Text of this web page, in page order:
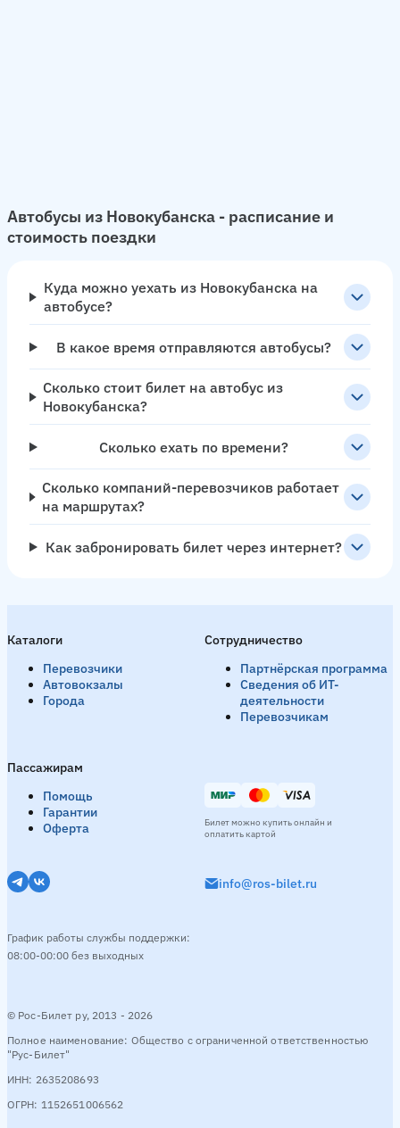
Автобусы из Новокубанска - расписание и
стоимость поездки
Куда можно уехать из Новокубанска на
автобусе?
В какое время отправляются автобусы?
Сколько стоит билет на автобус из
Новокубанска?
Сколько ехать по времени?
Сколько компаний-перевозчиков работает
на маршрутах?
Как забронировать билет через интернет?
Каталоги
Перевозчики
Автовокзалы
Города
Пассажирам
Помощь
Гарантии
Оферта
Сотрудничество
Партнёрская программа
Сведения об ИТ-
деятельности
Перевозчикам
© Рос-Билет ру, 2013 - 2026
Полное наименование: Общество с ограниченной ответственностью
"Рус-Билет"
ИНН: 2635208693
ОГРН: 1152651006562
info@ros-bilet.ru
График работы службы поддержки:
08:00-00:00 без выходных
Билет можно купить онлайн и
оплатить картой